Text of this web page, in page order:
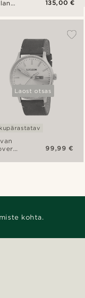
135,00 €
Laost otsas
99,99 €
kohta.